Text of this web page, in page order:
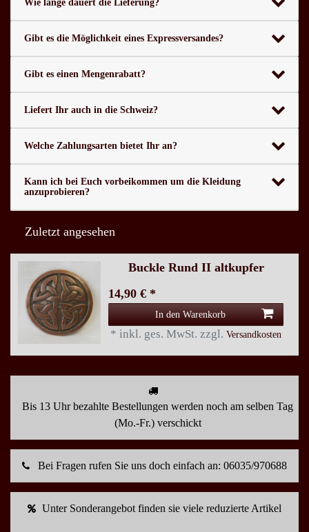
Wie lange dauert die Lieferung?
Gibt es die Möglichkeit eines Expressversandes?
Gibt es einen Mengenrabatt?
Liefert Ihr auch in die Schweiz?
Welche Zahlungsarten bietet Ihr an?
Kann ich bei Euch vorbeikommen um die Kleidung
anzuprobieren?
Zuletzt angesehen
Buckle Rund II altkupfer
14,90 € *
In den Warenkorb
* inkl. ges. MwSt. zzgl. Versandkosten
Bis 13 Uhr bezahlte Bestellungen werden noch am selben Tag
(Mo.-Fr.) verschickt
Bei Fragen rufen Sie uns doch einfach an: 06035/970688
Unter Sonderangebot finden sie viele reduzierte Artikel